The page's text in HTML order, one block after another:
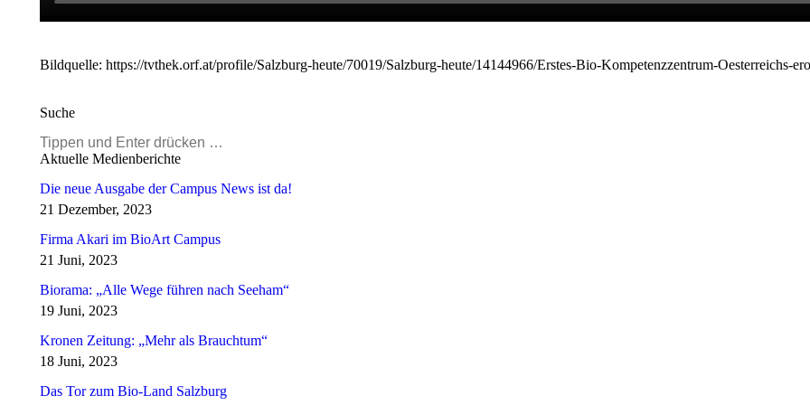
Bildquelle: https://tvthek.orf.at/profile/Salzburg-heute/70019/Salzburg-heute/14144966/Erstes-Bio-Kompetenzzentrum-Oesterreichs-
Suche
Search:
Aktuelle Medienberichte
Die neue Ausgabe der Campus News ist da!
21 Dezember, 2023
Firma Akari im BioArt Campus
21 Juni, 2023
Biorama: „Alle Wege führen nach Seeham“
19 Juni, 2023
Kronen Zeitung: „Mehr als Brauchtum“
18 Juni, 2023
Das Tor zum Bio-Land Salzburg